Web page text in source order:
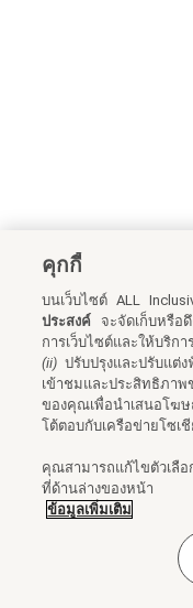
คุกกี้
บนเว็บไซต์ ALL
ประสงค์ จะจัดเก็บหรือ
การเว็บไซต์และให้บริ
(ii) ปรับปรุงและปรับแต่
เข้าชมและประสิทธิภาพ
ของคุณเพื่อนำเสนอโฆ
โต้ตอบกับเครือข่ายโซเ
คุณสามารถแก้ไขตัวเลื
ที่ด้านล่างของหน้า
ข้อมูลเพิ่มเติม